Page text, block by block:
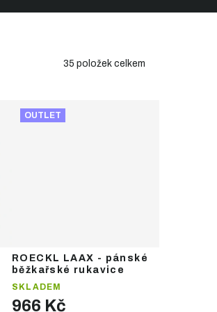
35 položek celkem
OUTLET
ROECKL LAAX - pánské
běžkařské rukavice
SKLADEM
966 Kč